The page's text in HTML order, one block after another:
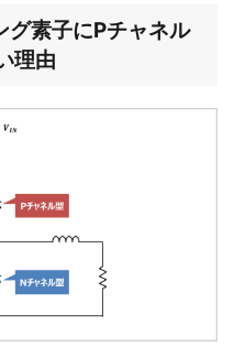
グ素子にPチャネル
理由